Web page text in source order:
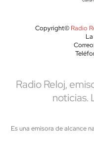
Copyright© Radio
Radio Reloj,
noticias.
Es una emisora de alcance